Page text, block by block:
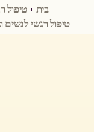
בית
טיפול
טיפול רגשי לנשים